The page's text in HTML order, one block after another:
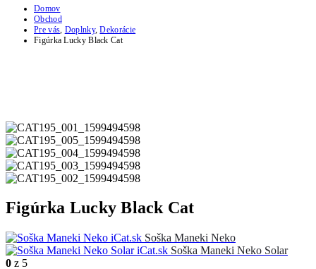
Domov
Obchod
Pre vás Doplnky,Dekorácie
Figúrka Lucky Black Cat
Figúrka Lucky Black Cat
Soška Maneki Neko
Soška Maneki Neko Solar
0 z 5